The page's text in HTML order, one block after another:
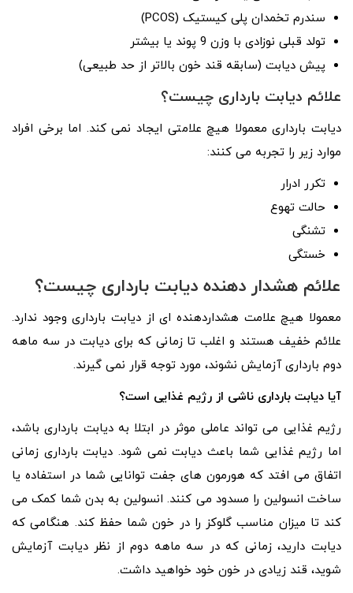
سندرم تخمدان پلی کیستیک (PCOS)
تولد قبلی نوزادی با وزن 9 پوند یا بیشتر
پیش دیابت (سابقه قند خون بالاتر از حد طبیعی)
علائم دیابت بارداری چیست؟
دیابت بارداری معمولا هیچ علامتی ایجاد نمی کند. اما برخی افراد
موارد زیر را تجربه می کنند:
تکرر ادرار
حالت تهوع
تشنگی
خستگی
علائم هشدار دهنده دیابت بارداری چیست؟
معمولا هیچ علامت هشداردهنده ای از دیابت بارداری وجود ندارد.
علائم خفیف هستند و اغلب تا زمانی که برای دیابت در سه ماهه
دوم بارداری آزمایش نشوند، مورد توجه قرار نمی گیرند.
آیا دیابت بارداری ناشی از رژیم غذایی است؟
رژیم غذایی می تواند عاملی موثر در ابتلا به دیابت بارداری باشد،
اما رژیم غذایی شما باعث دیابت نمی شود. دیابت بارداری زمانی
اتفاق می افتد که هورمون های جفت توانایی شما در استفاده یا
ساخت انسولین را مسدود می کنند. انسولین به بدن شما کمک می
کند تا میزان مناسب گلوکز را در خون شما حفظ کند. هنگامی که
دیابت دارید، زمانی که در سه ماهه دوم از نظر دیابت آزمایش
شوید، قند زیادی در خون خود خواهید داشت.